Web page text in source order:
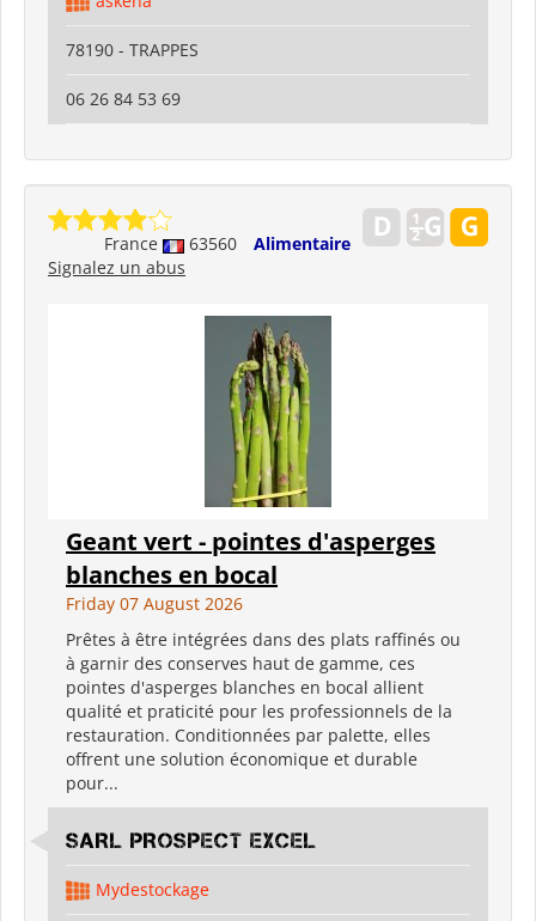
78190 - TRAPPES
06 26 84 53 69
France 63560
Alimentaire
Signalez un abus
Geant vert - pointes d'asperges
blanches en bocal
Friday 07 August 2026
Prêtes à être intégrées dans des plats raffinés ou
à garnir des conserves haut de gamme, ces
pointes d'asperges blanches en bocal allient
qualité et praticité pour les professionnels de la
restauration. Conditionnées par palette, elles
offrent une solution économique et durable
pour...
SARL PROSPECT EXCEL
Mydestockage